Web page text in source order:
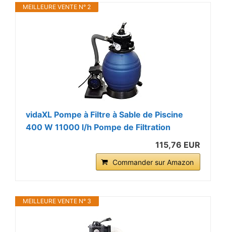
MEILLEURE VENTE N° 2
vidaXL Pompe à Filtre à Sable de Piscine
400 W 11000 l/h Pompe de Filtration
115,76 EUR
Commander sur Amazon
MEILLEURE VENTE N° 3